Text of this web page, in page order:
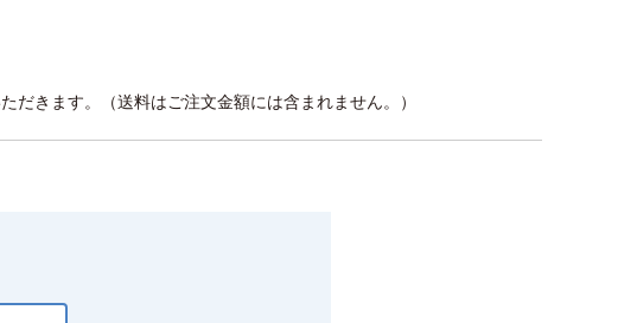
きます。（送料はご注文金額には含まれません。）